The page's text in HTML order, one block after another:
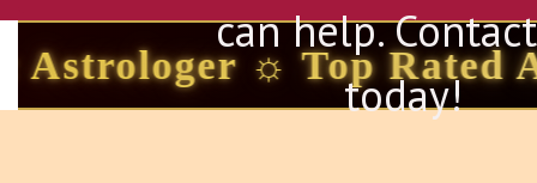
can help.
today!
Best Astrologer in